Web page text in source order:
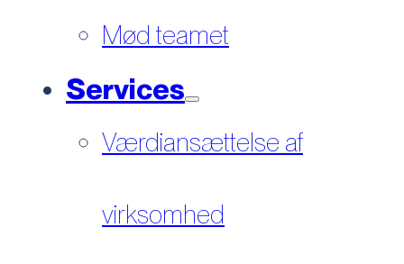
Mød teamet
Services
Værdiansættelse af
virksomhed